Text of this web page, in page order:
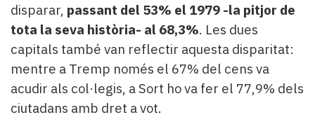
disparar, passant del 53% el 1979 -la pitjor de
tota la seva història- al 68,3%. Les dues
capitals també van reflectir aquesta disparitat:
mentre a Tremp només el 67% del cens va
acudir als col·legis, a Sort ho va fer el 77,9% dels
ciutadans amb dret a vot.